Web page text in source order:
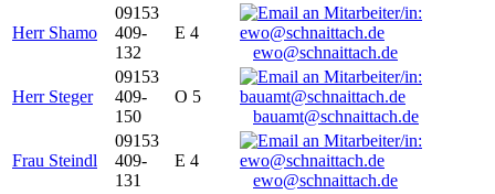
Herr Shamo
09153
409-
132
E 4
ewo@schnaittach.de
Herr Steger
09153
409-
150
O 5
bauamt@schnaittach.de
Frau Steindl
09153
409-
131
E 4
ewo@schnaittach.de